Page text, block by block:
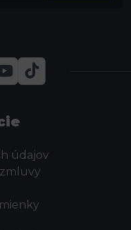
údajov